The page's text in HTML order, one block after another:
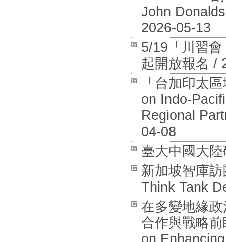
John
2026-05-13
5/19「川習
起開放報名 /
「台加印太
on Indo-
Regional
04-08
臺大中國大
新加坡智庫
Think Tank
在多變地緣
合作與戰略
on